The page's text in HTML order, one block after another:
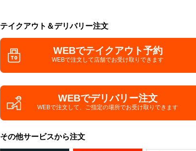
テイクアウト＆デリバリー注文
WEBでテイクアウト予約
WEBで注文して店舗でお受け取りできます
WEBでデリバリー注文
WEBで注文して、 ご指定の場所でお受け取りできます
その他サービスから注文